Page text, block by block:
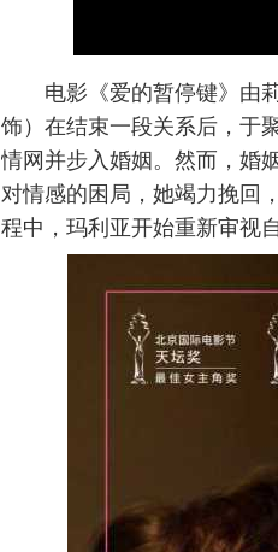
电影《爱的暂停键》由
饰）在结束一段关系后，于
情网并步入婚姻。然而，婚
对情感的困局，她竭力挽回
程中，玛利亚开始重新审